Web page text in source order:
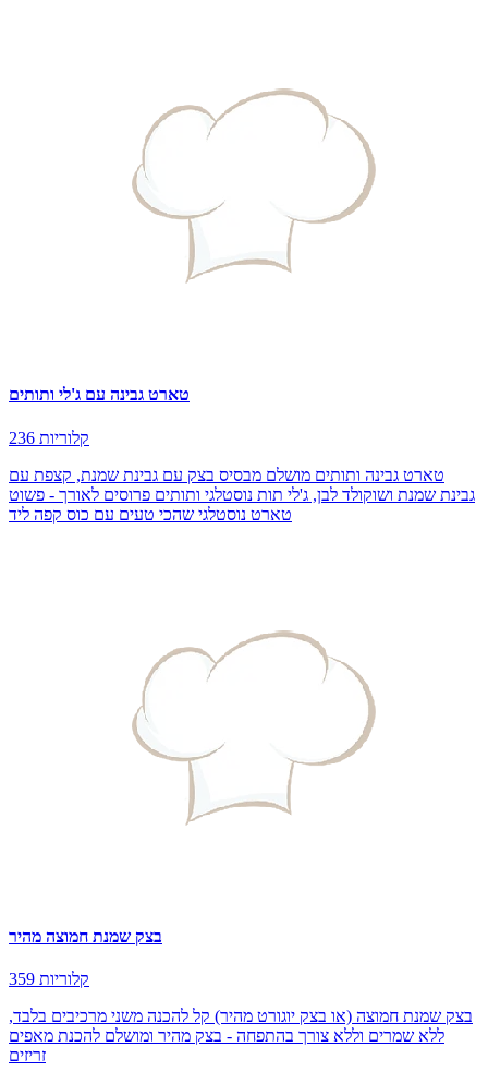
טארט גבינה עם ג'לי ותותים
236 קלוריות
טארט גבינה ותותים מושלם מבסיס בצק עם גבינת שמנת, קצפת עם
גבינת שמנת ושוקולד לבן, ג'לי תות נוסטלגי ותותים פרוסים לאורך - פשוט
טארט נוסטלגי שהכי טעים עם כוס קפה ליד
בצק שמנת חמוצה מהיר
359 קלוריות
בצק שמנת חמוצה (או בצק יוגורט מהיר) קל להכנה משני מרכיבים בלבד,
ללא שמרים וללא צורך בהתפחה - בצק מהיר ומושלם להכנת מאפים
זריזים